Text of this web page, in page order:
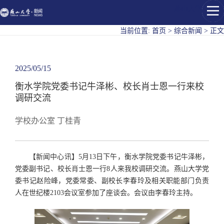
当前位置: 首页 > 综合新闻 > 正文
2025/05/15
衡水学院党委书记牛泽彬、校长肖士恩一行来校
调研交流
学校办公室 丁桂青
【新闻中心讯】5月13日下午，衡水学院党委书记牛泽彬，
党委副书记、校长肖士恩一行8人来我校调研交流。燕山大学党
委书记赵险峰，党委常委、副校长李春玲及相关职能部门负责
人在世纪楼2103会议室参加了座谈会。会议由李春玲主持。